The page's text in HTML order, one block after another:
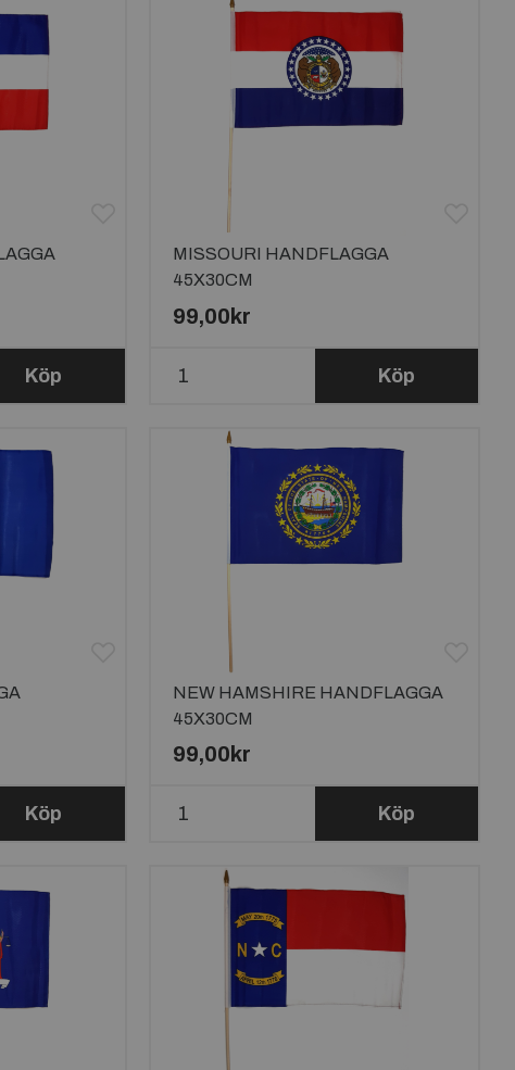
Köp
MISSOURI HANDFLAGGA
45X30CM
99,00kr
Köp
Köp
NEW HAMSHIRE HANDFLAGGA
45X30CM
99,00kr
Köp